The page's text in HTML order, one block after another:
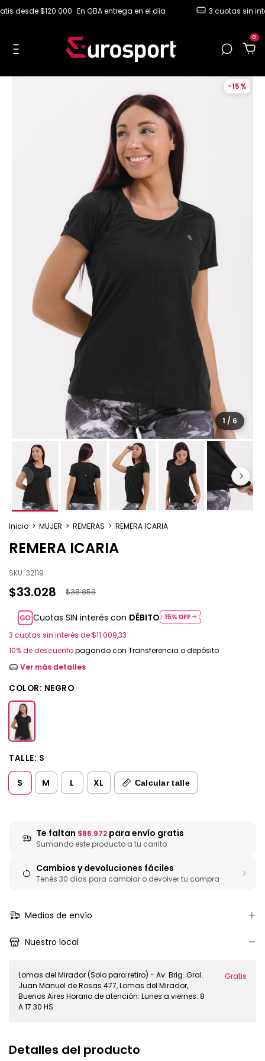
desde $120.000 · En GBA entrega en el día 3 cuotas sin
0
-15%
1 / 6
Inicio > MUJER > REMERAS > REMERA ICARIA
REMERA ICARIA
SKU: 32119
$33.028 $38.856
Cuotas SIN interés con DÉBITO
3 cuotas sin interés de$11.009,33
10% de descuentopagando con Transferencia o depósito
Ver más detalles
COLOR: NEGRO
TALLE: S
S M L XL Calcular talle
Te faltan $86.972 para envío gratis
Sumando este producto a tu carrito
Cambios y devoluciones fáciles
Tenés 30 días para cambiar o devolver tu compra
Medios de envío
Nuestro local
Lomas del Mirador (Solo para retiro) - Av. Brig. Gral.
Juan Manuel de Rosas 477, Lomas del Mirador,
Buenos Aires Horario de atención: Lunes a viernes: 8
A 17.30 HS.
Gratis
Detalles del producto